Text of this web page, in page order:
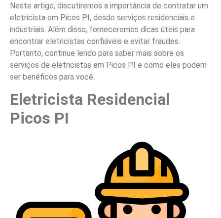
Neste artigo, discutiremos a importância de contratar um
eletricista em Picos PI, desde serviços residenciais e
industriais. Além disso, forneceremos dicas úteis para
encontrar eletricistas confiáveis e evitar fraudes.
Portanto, continue lendo para saber mais sobre os
serviços de eletricistas em Picos PI e como eles podem
ser benéficos para você.
Eletricista Residencial
Picos PI